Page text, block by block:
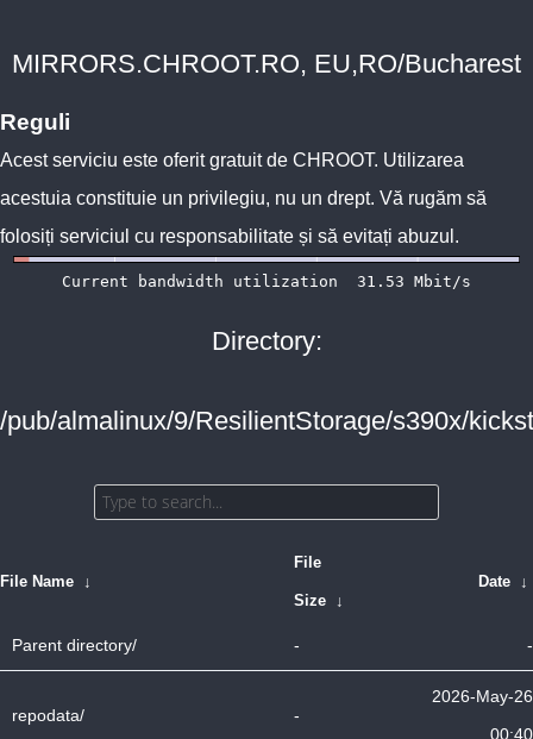
MIRRORS.CHROOT.RO, EU,RO/Bucharest
Reguli
Acest serviciu este oferit gratuit de CHROOT. Utilizarea
acestuia constituie un privilegiu, nu un drept. Vă rugăm să
folosiți serviciul cu responsabilitate și să evitați abuzul.
Directory:
/pub/almalinux/9/ResilientStorage/s390x/
File Name ↓
File
Size ↓
Date ↓
Parent directory/ - -
repodata/ -
2026-May-26
00:40